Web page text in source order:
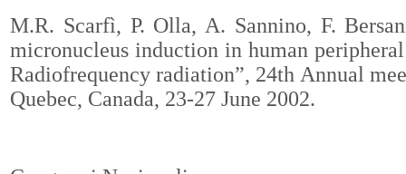
M.R. Scarfì, P. Olla, A. Sannino, F.
micronucleus induction in human
Radiofrequency radiation”, 24th Annual
Quebec, Canada, 23-27 June 2002.